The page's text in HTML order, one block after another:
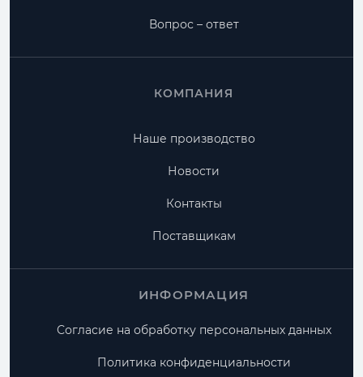
Вопрос – ответ
КОМПАНИЯ
Наше производство
Новости
Контакты
Поставщикам
ИНФОРМАЦИЯ
Согласие на обработку персональных данных
Политика конфиденциальности